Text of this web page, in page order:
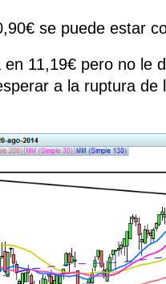
se puede estar
11,19€ pero no le
a la ruptura